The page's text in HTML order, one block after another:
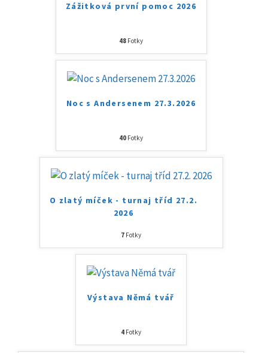
Zážitková první pomoc 2026
48 Fotky
Noc s Andersenem 27.3.2026
40 Fotky
O zlatý míček - turnaj tříd 27.2.
2026
7 Fotky
Výstava Němá tvář
4 Fotky